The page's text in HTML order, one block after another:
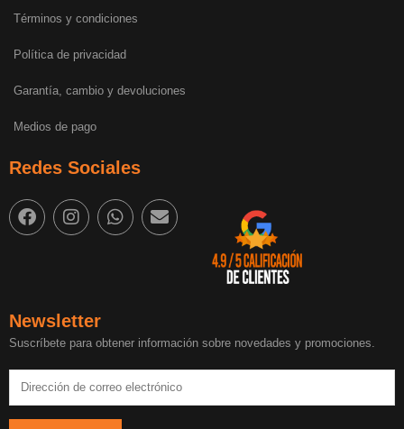
Términos y condiciones
Política de privacidad
Garantía, cambio y devoluciones
Medios de pago
Redes Sociales
Newsletter
Suscríbete para obtener información sobre novedades y promociones.